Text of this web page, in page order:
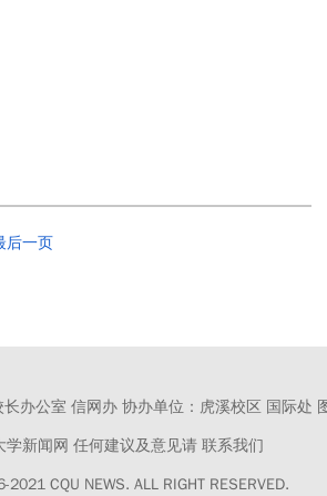
后一页
办公室 信网办 协办单位：虎溪校区 国际处
学新闻网 任何建议及意见请 联系我们
2021 CQU NEWS. ALL RIGHT RESERVED.